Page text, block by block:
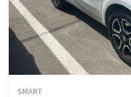
SMART